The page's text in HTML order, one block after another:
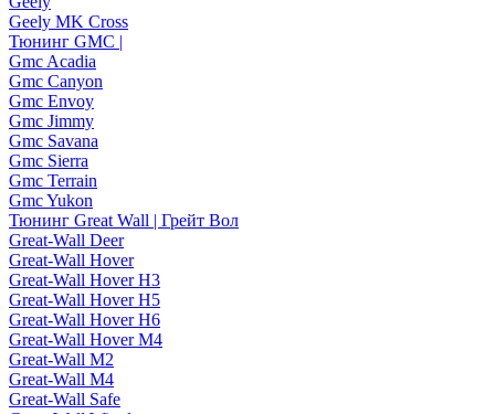
Geely MK Cross
Тюнинг GMC |
Gmc Acadia
Gmc Canyon
Gmc Envoy
Gmc Jimmy
Gmc Savana
Gmc Sierra
Gmc Terrain
Gmc Yukon
Тюнинг Great Wall | Грейт Вол
Great-Wall Deer
Great-Wall Hover
Great-Wall Hover H3
Great-Wall Hover H5
Great-Wall Hover H6
Great-Wall Hover M4
Great-Wall M2
Great-Wall M4
Great-Wall Safe